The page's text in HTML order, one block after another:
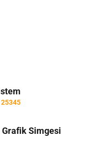
25345
Simgesi